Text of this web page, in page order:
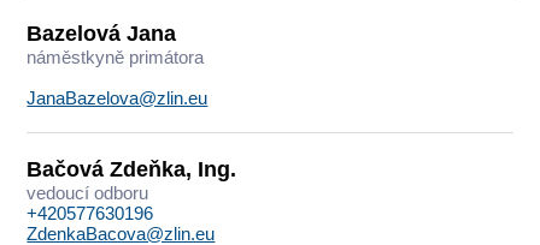
Bazelová Jana
náměstkyně primátora
JanaBazelova@zlin.eu
Bačová Zdeňka, Ing.
vedoucí odboru
+420577630196
ZdenkaBacova@zlin.eu